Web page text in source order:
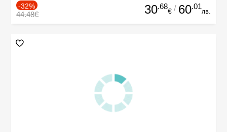
-32%
44.48€ 30.68
€ / 60.01
лв.